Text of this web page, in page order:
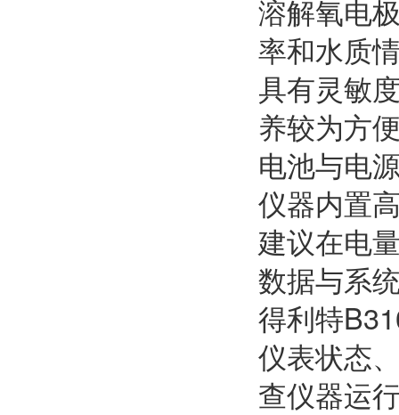
溶解氧电
率和水质
具有灵敏
养较为方
电池与电
仪器内置
建议在电
数据与系
得利特
仪表状态
查仪器运